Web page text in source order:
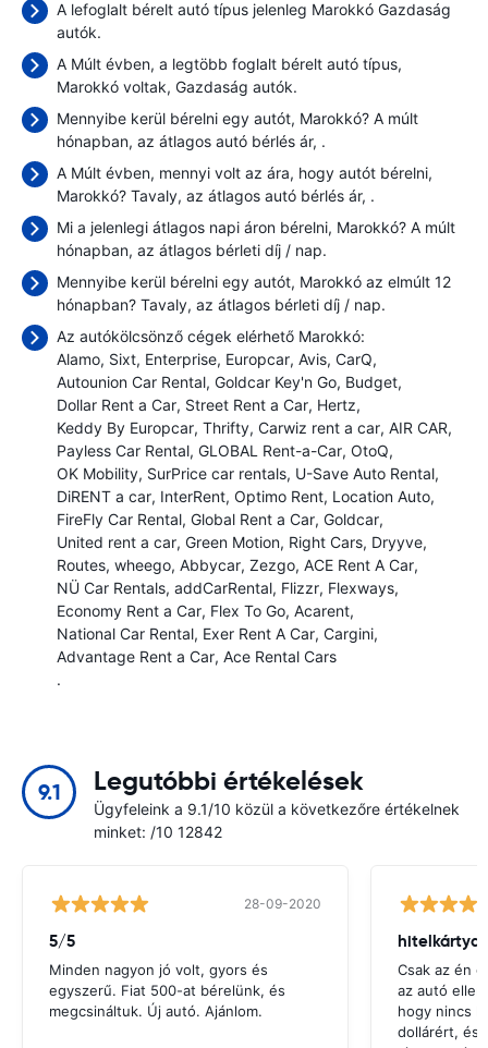
A lefoglalt bérelt autó típus jelenleg Marokkó Gazdaság
autók.
A Múlt évben, a legtöbb foglalt bérelt autó típus,
Marokkó voltak, Gazdaság autók.
Mennyibe kerül bérelni egy autót, Marokkó? A múlt
hónapban, az átlagos autó bérlés ár, .
A Múlt évben, mennyi volt az ára, hogy autót bérelni,
Marokkó? Tavaly, az átlagos autó bérlés ár, .
Mi a jelenlegi átlagos napi áron bérelni, Marokkó? A múlt
hónapban, az átlagos bérleti díj / nap.
Mennyibe kerül bérelni egy autót, Marokkó az elmúlt 12
hónapban? Tavaly, az átlagos bérleti díj / nap.
Az autókölcsönző cégek elérhető Marokkó:
Alamo Sixt Enterprise Europcar Avis CarQ
Autounion Car Rental Goldcar Key'n Go Budget
Dollar Rent a Car Street Rent a Car Hertz
Keddy By Europcar Thrifty Carwiz rent a car AIR CAR
Payless Car Rental GLOBAL Rent-a-Car OtoQ
OK Mobility SurPrice car rentals U-Save Auto Rental
DiRENT a car InterRent Optimo Rent Location Auto
FireFly Car Rental Global Rent a Car Goldcar
United rent a car Green Motion Right Cars Dryyve
Routes wheego Abbycar Zezgo ACE Rent A Car
NÜ Car Rentals addCarRental Flizzr Flexways
Economy Rent a Car Flex To Go Acarent
National Car Rental Exer Rent A Car Cargini
Advantage Rent a Car Ace Rental Cars
.
9.1 Legutóbbi értékelések
Ügyfeleink a 9.1/10 közül a következőre értékelnek
minket: /10 12842
28-09-2020
5/5
Minden nagyon jó volt, gyors és
egyszerű. Fiat 500-at bérelünk, és
megcsináltuk. Új autó. Ajánlom.
hitelkártya
Csak az én
az autó
hogy nincs
dollárért, és